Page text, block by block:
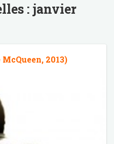
: janvier
2013)